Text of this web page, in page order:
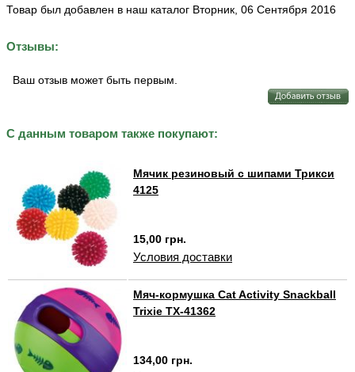
Товар был добавлен в наш каталог Вторник, 06 Сентября 2016
Отзывы:
Ваш отзыв может быть первым.
С данным товаром также покупают:
Мячик резиновый с шипами Трикси
4125
15,00 грн.
Условия доставки
Мяч-кормушка Cat Activity Snackball
Trixie TX-41362
134,00 грн.